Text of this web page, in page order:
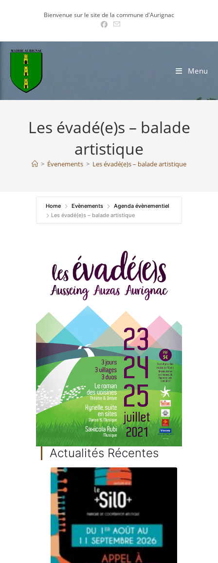
Bienvenue sur le site de la commune d'Aurignac
Menu
Les évadé(e)s – balade
artistique
> Évenements > Les évadé(e)s – balade artistique
Home Evènements
Agenda évènementiel
Les évadé(e)s – balade artistique
Actualités Récentes